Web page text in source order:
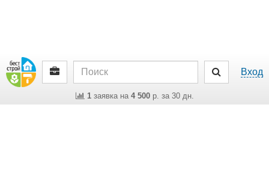
Вход
1заявка на 4 500р. за 30 дн.